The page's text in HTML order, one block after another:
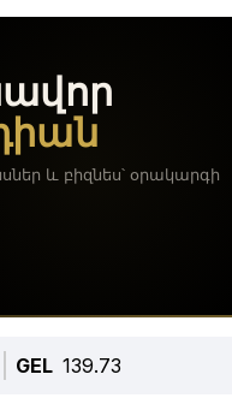
GEL 139.73